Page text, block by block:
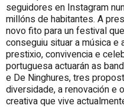
seguidores en Instagram
millóns de habitantes. A
novo fito para un festival
conseguiu situar a música
prestixio, convivencia e
portuguesa actuarán as
e De Ninghures, tres
diversidade, a renovación e
creativa que vive